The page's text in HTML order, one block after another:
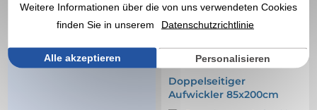
Auf Lager: 95 Artikel
EXPRESS-ZITAT
Auf Lager: 94 Artikel
EXPRESS-ZITAT
Réf. 00030V0121540
Doppelseitiger
Aufwickler 85x200cm
Weitere Informationen über die von uns verwendeten Cookies
finden Sie in unserem
Datenschutzrichtlinie
Alle akzeptieren Personalisieren